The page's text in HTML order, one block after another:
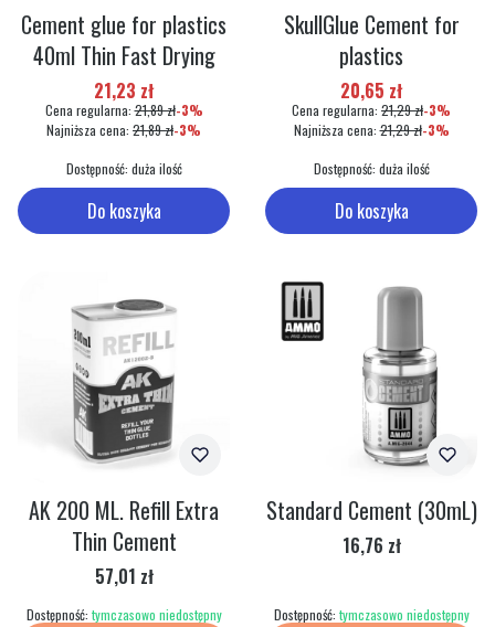
Do koszyka
Cement glue for plastics
40ml Thin Fast Drying
Cena promocyjna
21,23 zł
Cena regularna: 21,89 zł-3%
Najniższa cena: 21,89 zł-3%
Dostępność: duża ilość
Do koszyka
SkullGlue Cement for
plastics
Cena promocyjna
20,65 zł
Cena regularna: 21,29 zł-3%
Najniższa cena: 21,29 zł-3%
Dostępność: duża ilość
AK 200 ML. Refill Extra
Thin Cement
Cena
57,01 zł
Dostępność: tymczasowo niedostępny
Standard Cement (30mL)
Cena
16,76 zł
Dostępność: tymczasowo niedostępny